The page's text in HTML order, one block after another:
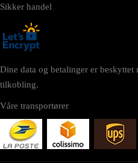
Sikker handel
Dine data og betalinger er beskyttet
tilkobling.
Våre transportører